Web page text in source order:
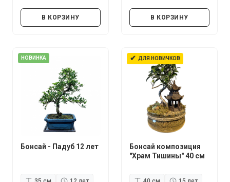
В КОРЗИНУ В КОРЗИНУ
НОВИНКА
Бонсай - Падуб 12 лет
✔ ДЛЯ НОВИЧКОВ
Бонсай композиция
"Храм Тишины" 40 см